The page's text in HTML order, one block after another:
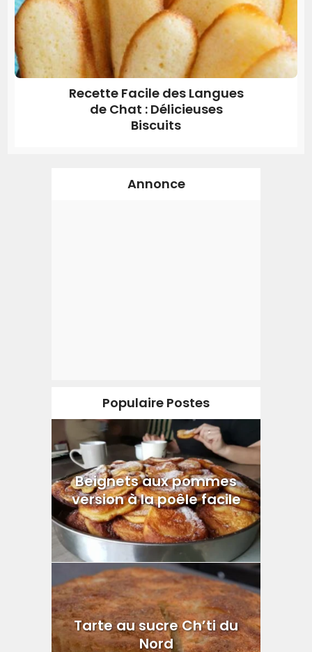
Recette Facile des Langues
de Chat : Délicieuses
Biscuits
Annonce
Populaire Postes
Beignets aux pommes
version à la poêle facile
Tarte au sucre Ch’ti du
Nord